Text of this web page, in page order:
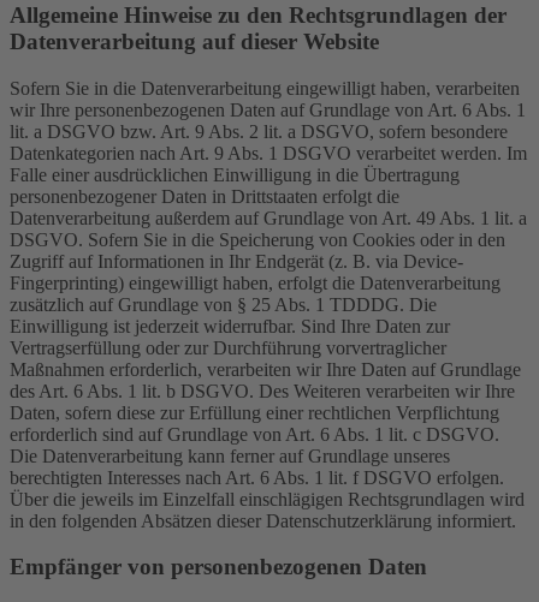
Allgemeine Hinweise zu den Rechtsgrundlagen der
Datenverarbeitung auf dieser Website
Sofern Sie in die Datenverarbeitung eingewilligt haben, verarbeiten
wir Ihre personenbezogenen Daten auf Grundlage von Art. 6 Abs. 1
lit. a DSGVO bzw. Art. 9 Abs. 2 lit. a DSGVO, sofern besondere
Datenkategorien nach Art. 9 Abs. 1 DSGVO verarbeitet werden. Im
Falle einer ausdrücklichen Einwilligung in die Übertragung
personenbezogener Daten in Drittstaaten erfolgt die
Datenverarbeitung außerdem auf Grundlage von Art. 49 Abs. 1 lit. a
DSGVO. Sofern Sie in die Speicherung von Cookies oder in den
Zugriff auf Informationen in Ihr Endgerät (z. B. via Device-
Fingerprinting) eingewilligt haben, erfolgt die Datenverarbeitung
zusätzlich auf Grundlage von § 25 Abs. 1 TDDDG. Die
Einwilligung ist jederzeit widerrufbar. Sind Ihre Daten zur
Vertragserfüllung oder zur Durchführung vorvertraglicher
Maßnahmen erforderlich, verarbeiten wir Ihre Daten auf Grundlage
des Art. 6 Abs. 1 lit. b DSGVO. Des Weiteren verarbeiten wir Ihre
Daten, sofern diese zur Erfüllung einer rechtlichen Verpflichtung
erforderlich sind auf Grundlage von Art. 6 Abs. 1 lit. c DSGVO.
Die Datenverarbeitung kann ferner auf Grundlage unseres
berechtigten Interesses nach Art. 6 Abs. 1 lit. f DSGVO erfolgen.
Über die jeweils im Einzelfall einschlägigen Rechtsgrundlagen wird
in den folgenden Absätzen dieser Datenschutzerklärung informiert.
Empfänger von personenbezogenen Daten